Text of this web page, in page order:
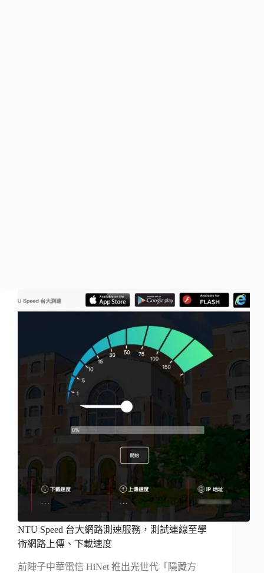
NTU Speed 台大網路測速服務，測試連線至學
術網路上傳、下載速度
前陣子中華電信 HiNet 推出光世代「隱藏方